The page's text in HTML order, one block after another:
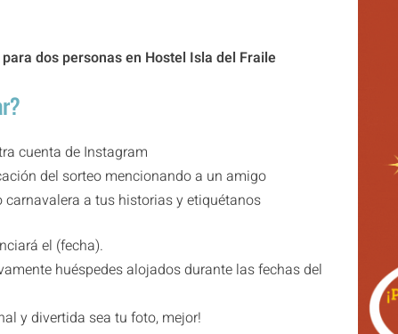
dos personas en Hostel Isla del Fraile
cuenta de Instagram
del sorteo mencionando a un amigo
carnavalera a tus historias y etiquétanos
el (fecha).
huéspedes alojados durante las fechas del
y divertida sea tu foto, mejor!